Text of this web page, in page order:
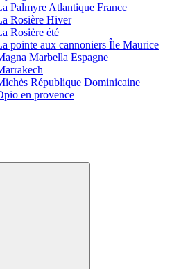
Palmyre Atlantique France
Rosière Hiver
Rosière été
pointe aux cannoniers Île Maurice
Marbella Espagne
République Dominicaine
en provence